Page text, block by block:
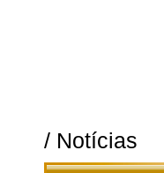
/ Notícias